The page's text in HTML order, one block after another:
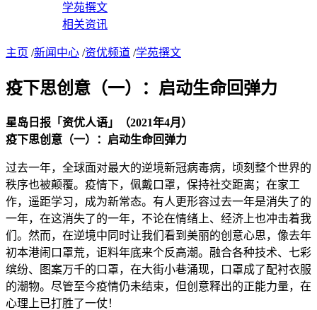
学苑撰文
相关资讯
主页 /新闻中心 /资优频道 /学苑撰文
疫下思创意（一）：启动生命回弹力
星岛日报「资优人语」（2021年4月）
疫下思创意（一）：启动生命回弹力
过去一年，全球面对最大的逆境新冠病毒病，顷刻整个世界的
秩序也被颠覆。疫情下，佩戴口罩，保持社交距离；在家工
作，遥距学习，成为新常态。有人更形容过去一年是消失了的
一年，在这消失了的一年，不论在情绪上、经济上也冲击着我
们。然而，在逆境中同时让我们看到美丽的创意心思，像去年
初本港闹口罩荒，讵料年底来个反高潮。融合各种技术、七彩
缤纷、图案万千的口罩，在大街小巷涌现，口罩成了配衬衣服
的潮物。尽管至今疫情仍未结束，但创意释出的正能力量，在
心理上已打胜了一仗！